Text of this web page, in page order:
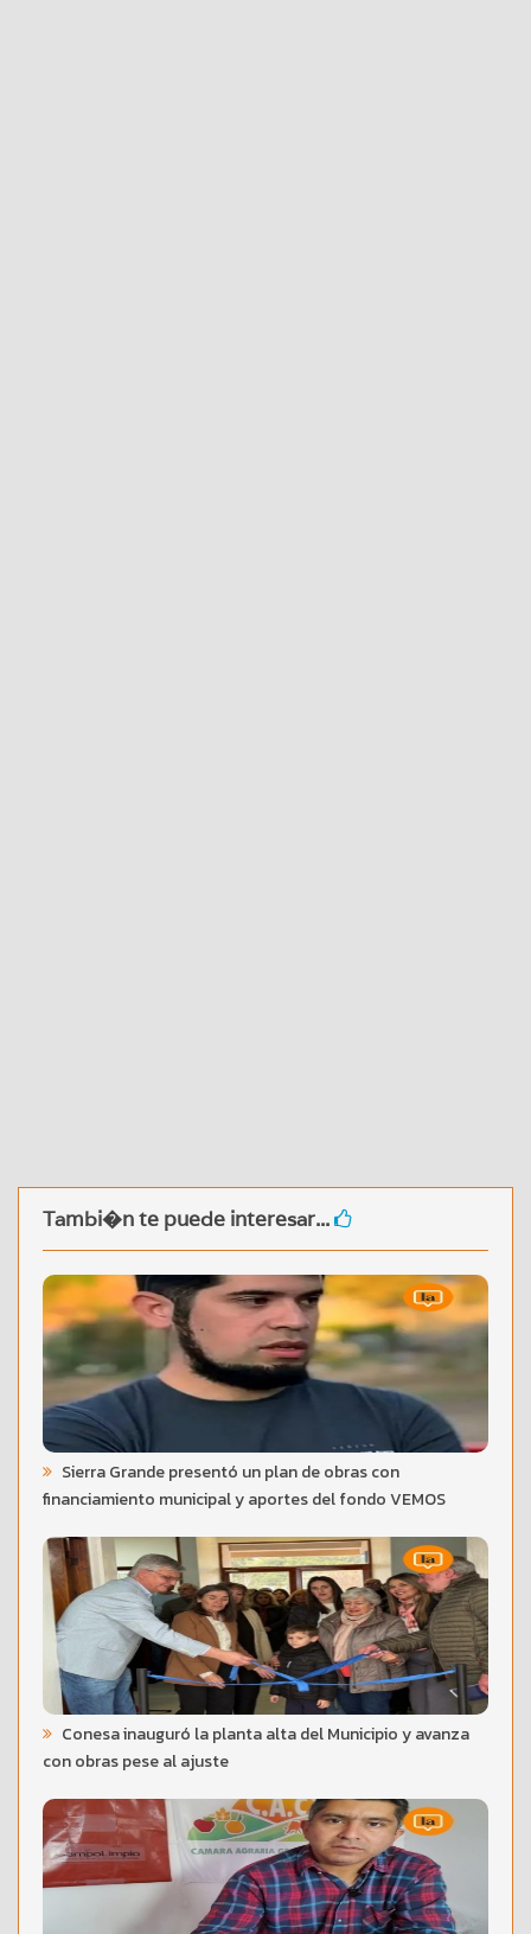
Tambi�n te puede interesar...
Sierra Grande presentó un plan de obras con
financiamiento municipal y aportes del fondo VEMOS
Conesa inauguró la planta alta del Municipio y avanza
con obras pese al ajuste